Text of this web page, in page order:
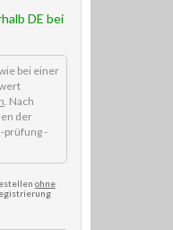
DE bei
bei einer
. Nach
der
prüfung -
ohne